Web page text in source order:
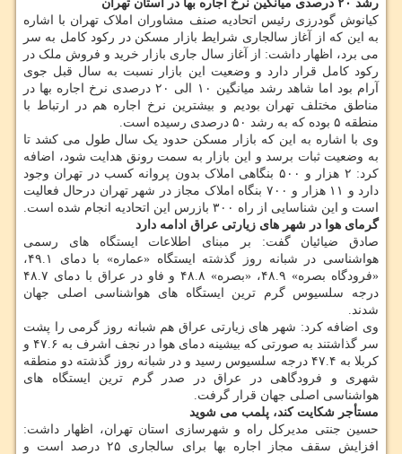
رشد ۲۰ درصدی میانگین نرخ اجاره بها در استان تهران
کیانوش گودرزی رئیس اتحادیه صنف مشاوران املاک تهران با اشاره
به این که از آغاز سالجاری شرایط بازار مسکن در رکود کامل به سر
می برد، اظهار داشت: از آغاز سال جاری بازار خرید و فروش ملک در
رکود کامل قرار دارد و وضعیت این بازار نسبت به سال قبل جوی
آرام بود اما شاهد رشد میانگین ۱۰ الی ۲۰ درصدی نرخ اجاره بها در
مناطق مختلف تهران بودیم و بیشترین نرخ اجاره هم در ارتباط با
منطقه ۵ بوده که به رشد ۵۰ درصدی رسیده است.
وی با اشاره به این که بازار مسکن حدود یک سال طول می کشد تا
به وضعیت ثبات برسد و این بازار به سمت رونق هدایت شود، اضافه
کرد: ۲ هزار و ۵۰۰ بنگاهی املاک بدون پروانه کسب در تهران وجود
دارد و ۱۱ هزار و ۷۰۰ بنگاه املاک مجاز در شهر تهران درحال فعالیت
است و این شناسایی از راه ۳۰۰ بازرس این اتحادیه انجام شده است.
گرمای هوا در شهر های زیارتی عراق ادامه دارد
صادق ضیائیان گفت: بر مبنای اطلاعات ایستگاه های رسمی
هواشناسی در شبانه روز گذشته ایستگاه «عماره» با دمای ۴۹.۱،
«فرودگاه بصره» ۴۸.۹، «بصره» ۴۸.۸ و فاو در عراق با دمای ۴۸.۷
درجه سلسیوس گرم ترین ایستگاه های هواشناسی اصلی جهان
شدند.
وی اضافه کرد: شهر های زیارتی عراق هم شبانه روز گرمی را پشت
سر گذاشتند به صورتی که بیشینه دمای هوا در نجف اشرف به ۴۷.۶ و
کربلا به ۴۷.۴ درجه سلسیوس رسید و در شبانه روز گذشته دو منطقه
شهری و فرودگاهی در عراق در صدر گرم ترین ایستگاه های
هواشناسی اصلی جهان قرار گرفت.
مستأجر شکایت کند، پلمب می شوید
حسین جنتی مدیرکل راه و شهرسازی استان تهران، اظهار داشت:
افزایش سقف مجاز اجاره بها برای سالجاری ۲۵ درصد است و